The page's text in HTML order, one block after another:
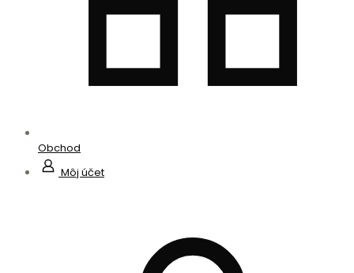
Obchod
Môj účet